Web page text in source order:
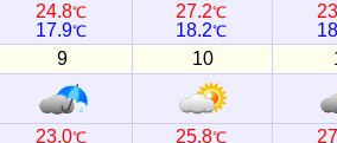
24.8℃
17.9℃
27.2℃
18.2℃
9 10
23.0℃ 25.8℃